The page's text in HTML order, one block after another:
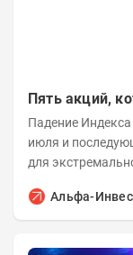
Пять акций,
Падение
июля и
для
Альфа-